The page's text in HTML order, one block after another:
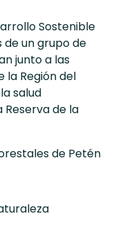
Sostenible
un grupo de
junto a las
la Región del
salud
de la
de Petén